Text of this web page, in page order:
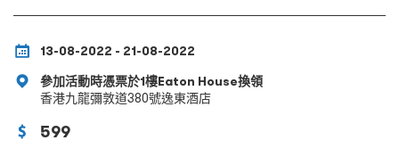
13-08-2022 - 21-08-2022
參加活動時憑票於1樓Eaton House換領
香港九龍彌敦道380號逸東酒店
599